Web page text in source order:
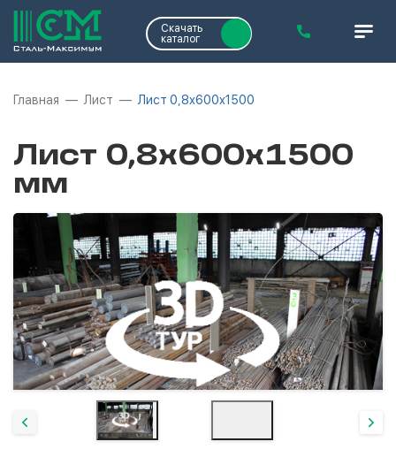
Скачать
каталог
Главная Лист Лист 0,8х600х1500
Лист 0,8х600х1500
мм